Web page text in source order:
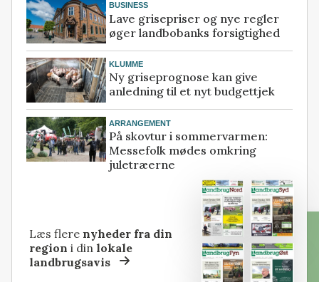
BUSINESS
Lave grisepriser og nye regler
øger landbobanks forsigtighed
KLUMME
Ny griseprognose kan give
anledning til et nyt budgettjek
ARRANGEMENT
På skovtur i sommervarmen:
Messefolk mødes omkring
juletræerne
Læs flere nyheder fra din
region i dinlokale
landbrugsavis